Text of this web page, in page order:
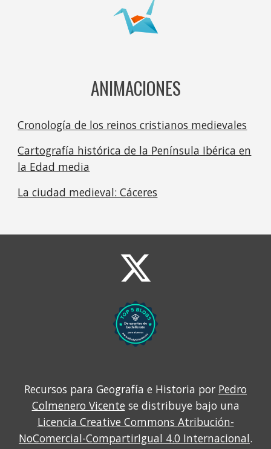
ANIMACIONES
Cronología de los reinos cristianos medievales
Cartografía histórica de la Península Ibérica en
la Edad media
La ciudad medieval: Cáceres
Recursos para Geografía e Historia por Pedro
Colmenero Vicente se distribuye bajo una
Licencia Creative Commons Atribución-
NoComercial-CompartirIgual 4.0 Internacional.